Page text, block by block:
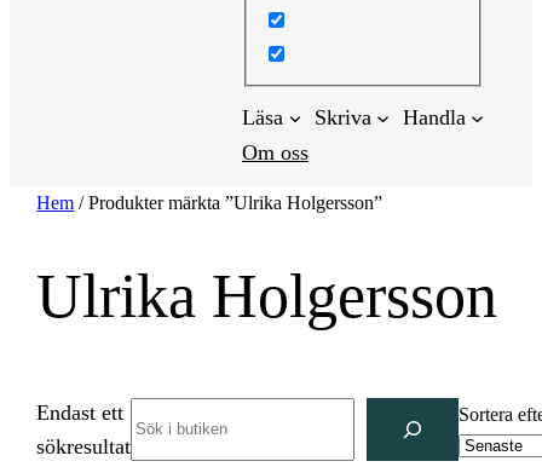
Läsa Skriva
Handla
Om oss
Hem / Produkter märkta ”Ulrika Holgersson”
Ulrika Holgersson
Endast ett
sökresultat
Sortera